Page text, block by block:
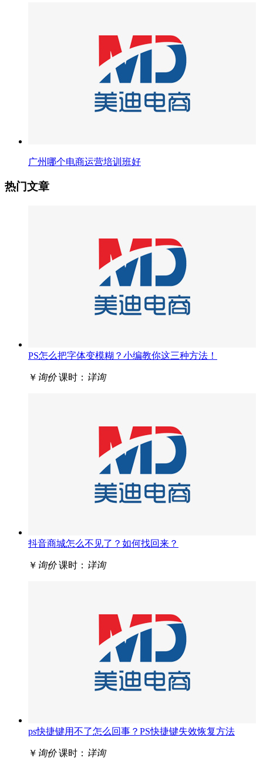
广州哪个电商运营培训班好
热门文章
PS怎么把字体变模糊？小编教你这三种方法！
￥ 询价 课时： 详询
抖音商城怎么不见了？如何找回来？
￥ 询价 课时： 详询
ps快捷键用不了怎么回事？PS快捷键失效恢复方法
￥ 询价 课时： 详询